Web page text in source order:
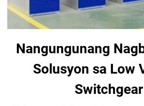
Nangungunang
Solusyon sa Low
Switchgear